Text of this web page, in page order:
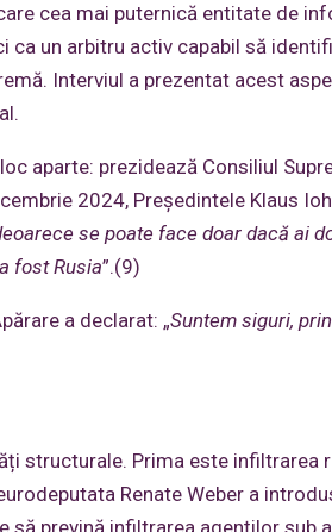
cea mai puternică entitate de
ca un arbitru activ capabil să
Interviul a prezentat acest
aparte: prezidează Consiliul
2024, Președintele Klaus
se poate face doar dacă ai
fost Rusia”.(9)
a declarat: „Suntem siguri,
structurale. Prima este infiltrarea
Renate Weber a
să prevină infiltrarea agenților sub